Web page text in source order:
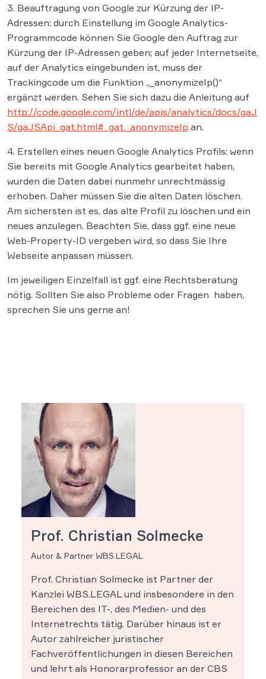
3. Beauftragung von Google zur Kürzung der IP-
Adressen: durch Einstellung im Google Analytics-
Programmcode können Sie Google den Auftrag zur
Kürzung der IP-Adressen geben; auf jeder Internetseite,
auf der Analytics eingebunden ist, muss der
Trackingcode um die Funktion „_anonymizeIp()“
ergänzt werden. Sehen Sie sich dazu die Anleitung auf
http://code.google.com/intl/de/apis/analytics/docs/gaJ
S/gaJSApi_gat.html#_gat._anonymizeIp an.
4. Erstellen eines neuen Google Analytics Profils: wenn
Sie bereits mit Google Analytics gearbeitet haben,
wurden die Daten dabei nunmehr unrechtmässig
erhoben. Daher müssen Sie die alten Daten löschen.
Am sichersten ist es, das alte Profil zu löschen und ein
neues anzulegen. Beachten Sie, dass ggf. eine neue
Web-Property-ID vergeben wird, so dass Sie Ihre
Webseite anpassen müssen.
Im jeweiligen Einzelfall ist ggf. eine Rechtsberatung
nötig. Sollten Sie also Probleme oder Fragen haben,
sprechen Sie uns gerne an!
Prof. Christian Solmecke
Autor & Partner WBS.LEGAL
Prof. Christian Solmecke ist Partner der
Kanzlei WBS.LEGAL und insbesondere in den
Bereichen des IT-, des Medien- und des
Internetrechts tätig. Darüber hinaus ist er
Autor zahlreicher juristischer
Fachveröffentlichungen in diesen Bereichen
und lehrt als Honorarprofessor an der CBS